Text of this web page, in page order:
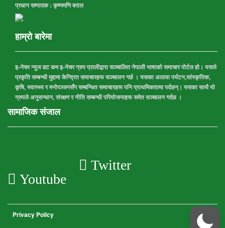
प्रधान सम्पादक : कृष्णमणि बराल
हाम्रो बारेमा
इ-नेचर न्युज डट कम इ-नेचर ग्रुप प्रालीद्वारा सञ्चालित नेपाली भाषाको समाचार पोर्टल हो। यसले
प्रकृति सम्बन्धी मुद्दामा केन्द्रित समाचारहरू सञ्चालन गर्छ । यसका अलावा पर्यटन,सांस्कृतिक,
कृषि, स्वास्थ्य र मनोरञ्जनसँग सम्बन्धित समाचारहरू पनि प्राथमिकतामा पर्दछन्। यसका साथै यो
ग्रुपले अनुसन्धान, संरक्षण र नीति सम्बन्धी परियोजनाहरू समेत सञ्चालन गर्दछ ।
सामाजिक संजाल
Twitter
Youtube
Privacy Policy